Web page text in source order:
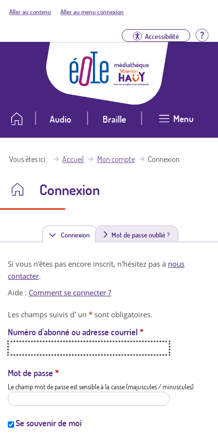
Aller au contenu Aller au menu connexion
Accessibilité
Audio Braille Menu
Vous êtes ici Accueil Mon compte Connexion
Connexion
Connexion(
n
t
a
t
i
Mot de passe oublié ?
Si vous n'êtes pas encore inscrit, n'hésitez pas à nous
contacter.
Aide : Comment se connecter ?
Les champs suivis d' un * sont obligatoires.
Numéro d'abonné ou adresse courriel *
Mot de passe *
Le champ mot de passe est sensible à la casse (majuscules / minuscules)
Se souvenir de moi